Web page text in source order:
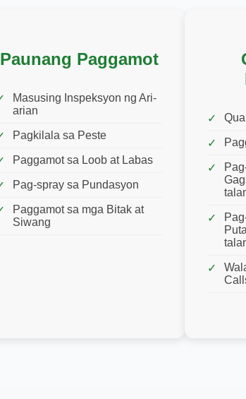
Paunang Paggamot
Masusing Inspeksyon ng Ari-
arian
Pagkilala sa Peste
Paggamot sa Loob at Labas
Pag-spray sa Pundasyon
Paggamot sa mga Bitak at
Siwang